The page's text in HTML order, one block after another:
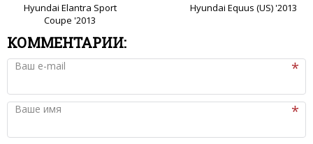
Hyundai Elantra Sport
Coupe '2013
Hyundai Equus (US) '2013
КОММЕНТАРИИ:
Ваш e-mail
Ваше имя